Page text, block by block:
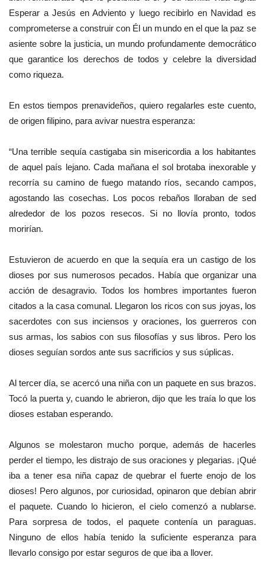
Esperar a Jesús en Adviento y luego recibirlo en Navidad es
comprometerse a construir con Él un mundo en el que la paz se
asiente sobre la justicia, un mundo profundamente democrático
que garantice los derechos de todos y celebre la diversidad
como riqueza.
En estos tiempos prenavideños, quiero regalarles este cuento,
de origen filipino, para avivar nuestra esperanza:
“Una terrible sequía castigaba sin misericordia a los habitantes
de aquel país lejano. Cada mañana el sol brotaba inexorable y
recorría su camino de fuego matando ríos, secando campos,
agostando las cosechas. Los pocos rebaños lloraban de sed
alrededor de los pozos resecos. Si no llovía pronto, todos
morirían.
Estuvieron de acuerdo en que la sequía era un castigo de los
dioses por sus numerosos pecados. Había que organizar una
acción de desagravio. Todos los hombres importantes fueron
citados a la casa comunal. Llegaron los ricos con sus joyas, los
sacerdotes con sus inciensos y oraciones, los guerreros con
sus armas, los sabios con sus filosofías y sus libros. Pero los
dioses seguían sordos ante sus sacrificios y sus súplicas.
Al tercer día, se acercó una niña con un paquete en sus brazos.
Tocó la puerta y, cuando le abrieron, dijo que les traía lo que los
dioses estaban esperando.
Algunos se molestaron mucho porque, además de hacerles
perder el tiempo, les distrajo de sus oraciones y plegarias. ¡Qué
iba a tener esa niña capaz de quebrar el fuerte enojo de los
dioses! Pero algunos, por curiosidad, opinaron que debían abrir
el paquete. Cuando lo hicieron, el cielo comenzó a nublarse.
Para sorpresa de todos, el paquete contenía un paraguas.
Ninguno de ellos había tenido la suficiente esperanza para
llevarlo consigo por estar seguros de que iba a llover.